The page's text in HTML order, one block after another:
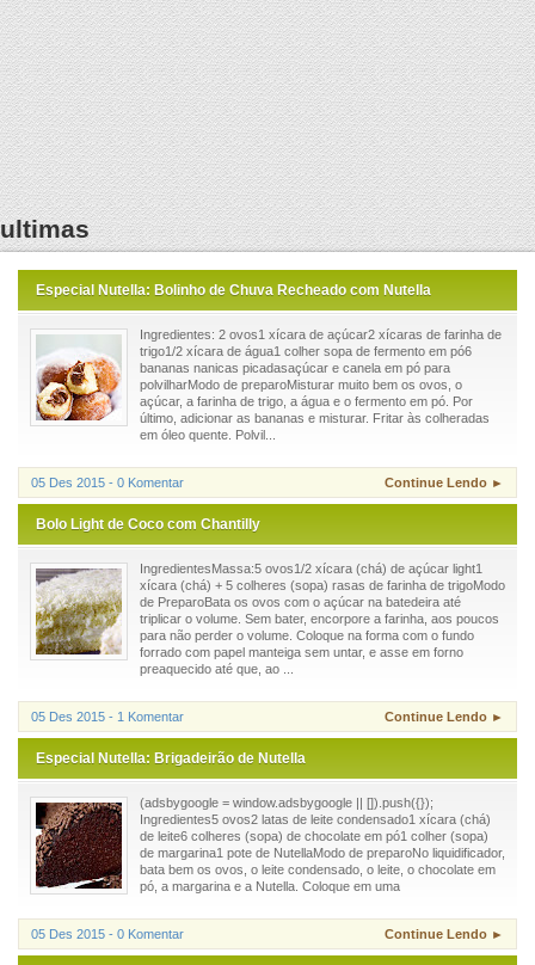
ultimas
Especial Nutella: Bolinho de Chuva Recheado com Nutella
Ingredientes: 2 ovos1 xícara de açúcar2 xícaras de farinha de
trigo1/2 xícara de água1 colher sopa de fermento em pó6
bananas nanicas picadasaçúcar e canela em pó para
polvilharModo de preparoMisturar muito bem os ovos, o
açúcar, a farinha de trigo, a água e o fermento em pó. Por
último, adicionar as bananas e misturar. Fritar às colheradas
em óleo quente. Polvil...
05 Des 2015 - 0 Komentar Continue Lendo ►
Bolo Light de Coco com Chantilly
IngredientesMassa:5 ovos1/2 xícara (chá) de açúcar light1
xícara (chá) + 5 colheres (sopa) rasas de farinha de trigoModo
de PreparoBata os ovos com o açúcar na batedeira até
triplicar o volume. Sem bater, encorpore a farinha, aos poucos
para não perder o volume. Coloque na forma com o fundo
forrado com papel manteiga sem untar, e asse em forno
preaquecido até que, ao ...
05 Des 2015 - 1 Komentar Continue Lendo ►
Especial Nutella: Brigadeirão de Nutella
(adsbygoogle = window.adsbygoogle || []).push({});
Ingredientes5 ovos2 latas de leite condensado1 xícara (chá)
de leite6 colheres (sopa) de chocolate em pó1 colher (sopa)
de margarina1 pote de NutellaModo de preparoNo liquidificador,
bata bem os ovos, o leite condensado, o leite, o chocolate em
pó, a margarina e a Nutella. Coloque em uma
05 Des 2015 - 0 Komentar Continue Lendo ►